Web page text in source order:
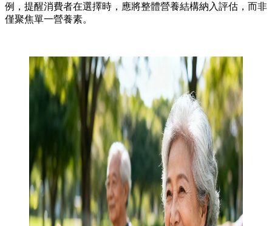
例，提醒消費者在選擇時，應將整體營養結構納入評估，而非
僅聚焦單一營養素。